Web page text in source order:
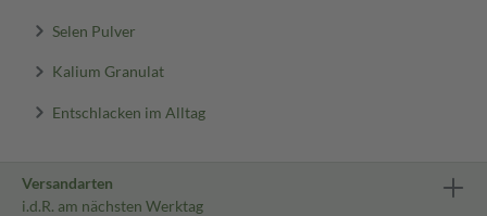
Selen Pulver
Kalium Granulat
Entschlacken im Alltag
Versandarten
i.d.R. am nächsten Werktag